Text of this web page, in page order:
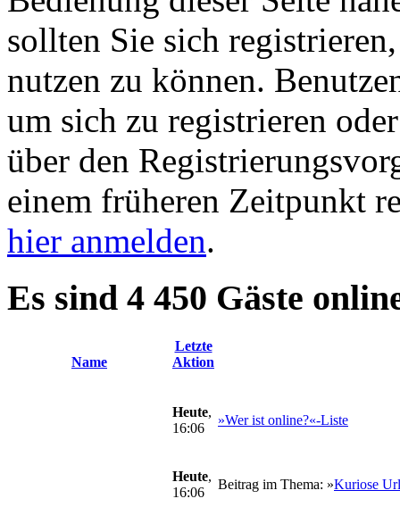
sollten Sie sich
nutzen zu können.
um sich zu registrieren
über den
einem früheren Zeitpunkt
hier anmelden.
Es sind 4 450 Gäste
Name
Letzte
Aktion
Heute,
16:06
»Wer ist online?«-Liste
Heute,
16:06
Beitrag im Thema: »Kuriose